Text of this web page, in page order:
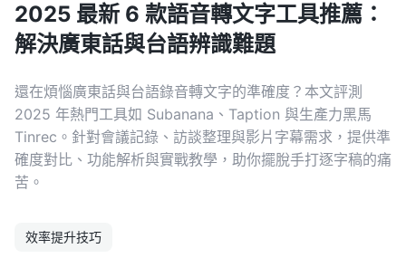
2025 最新 6 款語音轉文字工具推薦：
解決廣東話與台語辨識難題
還在煩惱廣東話與台語錄音轉文字的準確度？本文評測
2025 年熱門工具如 Subanana、Taption 與生產力黑馬
Tinrec。針對會議記錄、訪談整理與影片字幕需求，提供準
確度對比、功能解析與實戰教學，助你擺脫手打逐字稿的痛
苦。
效率提升技巧